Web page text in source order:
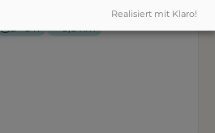
2 - 3 h 8,8 km
Realisiert mit Klaro!